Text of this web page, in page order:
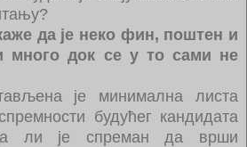
да је неко фин, поштен и
много док се у то сами не
је минимална листа
будућег кандидата
ли је спреман да врши